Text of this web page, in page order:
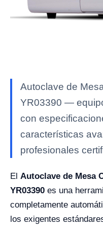
Autoclave de
YR03390 —
con
características
profesionales
El Autoclave de Mesa
YR03390 es una
completamente
los exigentes